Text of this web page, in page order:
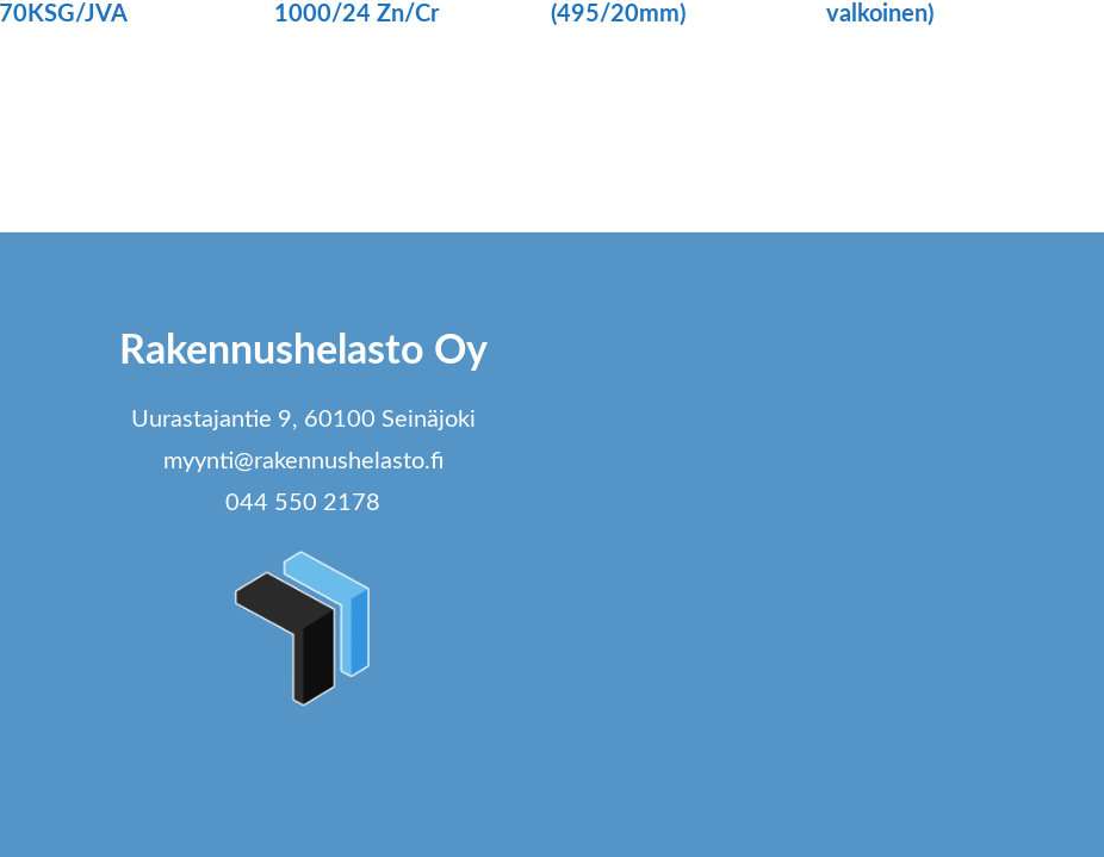
70KSG/JVA
1000/24 Zn/Cr
(495/20mm)
muunnelma.
valkoinen)
Rakennushelasto Oy
Uurastajantie 9, 60100 Seinäjoki
myynti@rakennushelasto.fi
044 550 2178